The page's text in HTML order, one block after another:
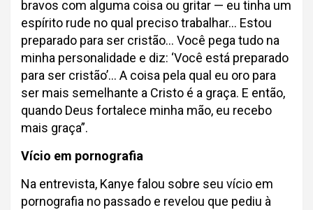
bravos com alguma coisa ou gritar — eu tinha um
espírito rude no qual preciso trabalhar… Estou
preparado para ser cristão… Você pega tudo na
minha personalidade e diz: ‘Você está preparado
para ser cristão’… A coisa pela qual eu oro para
ser mais semelhante a Cristo é a graça. E então,
quando Deus fortalece minha mão, eu recebo
mais graça”.
Vício em pornografia
Na entrevista, Kanye falou sobre seu vício em
pornografia no passado e revelou que pediu à